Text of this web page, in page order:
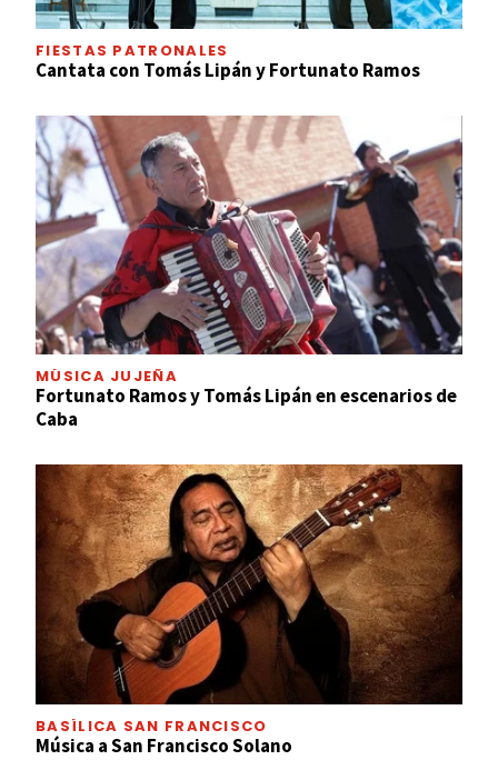
FIESTAS PATRONALES
Cantata con Tomás Lipán y Fortunato Ramos
MÚSICA JUJEÑA
Fortunato Ramos y Tomás Lipán en escenarios de
Caba
BASÍLICA SAN FRANCISCO
Música a San Francisco Solano